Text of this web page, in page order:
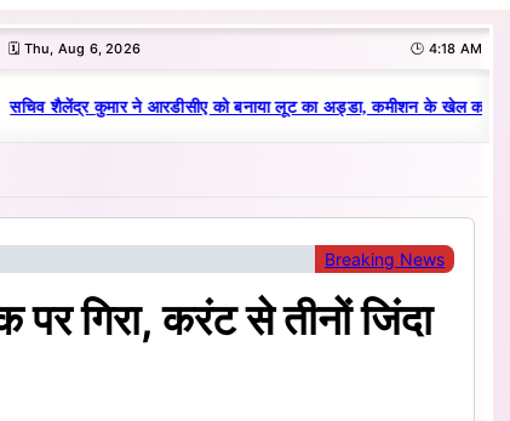
🗓️ Thu, Aug 6, 2026 🕒 4:18 AM
सचिव शैलेंद्र कुमार ने आरडीसीए को बनाया लूट का अड्डा, कमीशन के खेल का हुआ
Breaking News
पर गिरा, करंट से तीनों जिंदा